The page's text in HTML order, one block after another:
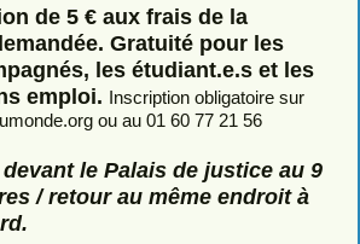
de 5 € aux frais de la
Gratuité pour les
les étudiant.e.s et les
emploi. Inscription obligatoire sur
ou au 01 60 77 21 56
le Palais de justice au 9
/ retour au même endroit à